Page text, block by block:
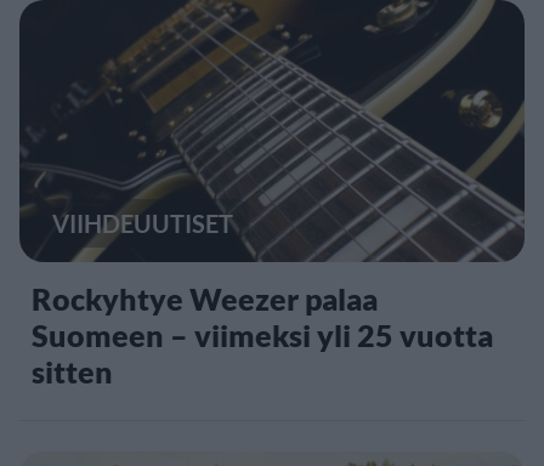
VIIHDEUUTISET
Rockyhtye Weezer palaa
Suomeen – viimeksi yli 25 vuotta
sitten